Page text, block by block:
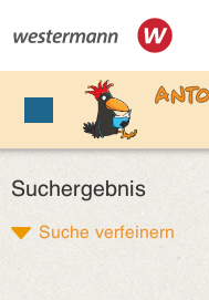
Suchergebnis
Suche verfeinern